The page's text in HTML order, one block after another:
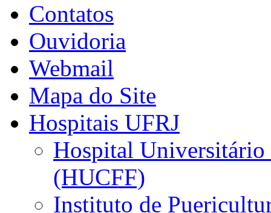
Contatos
Ouvidoria
Webmail
Mapa do Site
Hospitais UFRJ
Hospital
(HUCFF)
Instituto de